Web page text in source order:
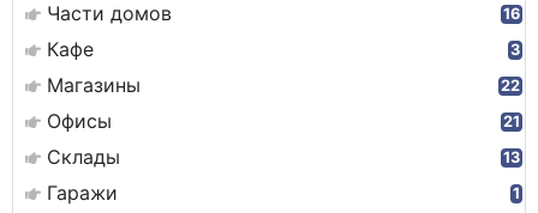
Части домов 16
Кафе 3
Магазины 22
Офисы 21
Склады 13
Гаражи 1